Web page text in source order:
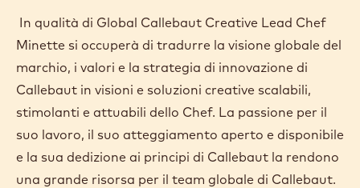
In qualità di Global Callebaut Creative Lead Chef
Minette si occuperà di tradurre la visione globale del
marchio, i valori e la strategia di innovazione di
Callebaut in visioni e soluzioni creative scalabili,
stimolanti e attuabili dello Chef. La passione per il
suo lavoro, il suo atteggiamento aperto e disponibile
e la sua dedizione ai principi di Callebaut la rendono
una grande risorsa per il team globale di Callebaut.